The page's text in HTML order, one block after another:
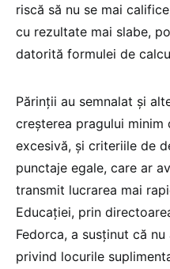
riscă să nu se mai
cu rezultate mai slabe,
datorită formulei de
Părinții au semnalat și
creșterea pragului
excesivă, și criteriile de
punctaje egale, care ar
transmit lucrarea mai
Educației, prin
Fedorca, a susținut că
privind locurile